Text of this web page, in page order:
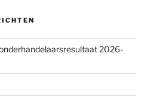
2026-